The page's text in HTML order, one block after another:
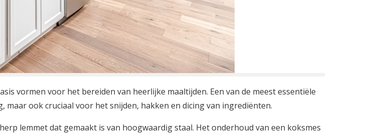
vormen voor het bereiden van heerlijke maaltijden. Een van de meest essentiële
maar ook cruciaal voor het snijden, hakken en dicing van ingrediënten.
lemmet dat gemaakt is van hoogwaardig staal. Het onderhoud van een koksmes